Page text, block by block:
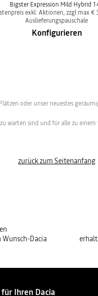
Bigster Expression Mild Hybrid
exkl. Aktionen, zzgl max €
Auslieferungspauschale
Konfigurieren
oder unser neuestes
warten sind und für alle zu
zurück zum Seitenanfang
Dacia
für Ihren Dacia